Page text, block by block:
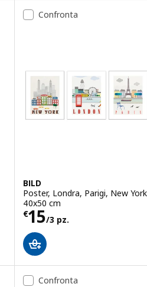
Confronta
BILD
Poster, Londra, Parigi, New
40x50 cm
€15/3 pz.
Prezzo € 15/3
Confronta